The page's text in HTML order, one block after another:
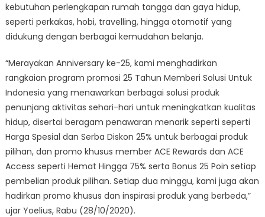
kebutuhan perlengkapan rumah tangga dan gaya hidup,
seperti perkakas, hobi, travelling, hingga otomotif yang
didukung dengan berbagai kemudahan belanja.
“Merayakan Anniversary ke-25, kami menghadirkan
rangkaian program promosi 25 Tahun Memberi Solusi Untuk
Indonesia yang menawarkan berbagai solusi produk
penunjang aktivitas sehari-hari untuk meningkatkan kualitas
hidup, disertai beragam penawaran menarik seperti seperti
Harga Spesial dan Serba Diskon 25% untuk berbagai produk
pilihan, dan promo khusus member ACE Rewards dan ACE
Access seperti Hemat Hingga 75% serta Bonus 25 Poin setiap
pembelian produk pilihan. Setiap dua minggu, kami juga akan
hadirkan promo khusus dan inspirasi produk yang berbeda,”
ujar Yoelius, Rabu (28/10/2020).